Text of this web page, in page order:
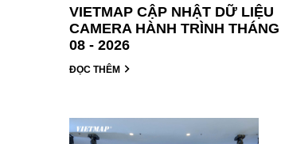
VIETMAP CẬP NHẬT DỮ LIỆU
CAMERA HÀNH TRÌNH THÁNG
08 - 2026
ĐỌC THÊM